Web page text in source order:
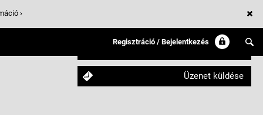
Regisztráció / Bejelentkezés
Követem
Üzenet küldése
›